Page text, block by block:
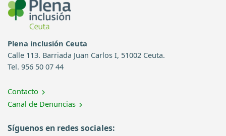
Plena inclusión Ceuta
Calle 113. Barriada Juan Carlos I, 51002 Ceuta.
Tel. 956 50 07 44
Contacto
Canal de Denuncias
Síguenos en redes sociales: